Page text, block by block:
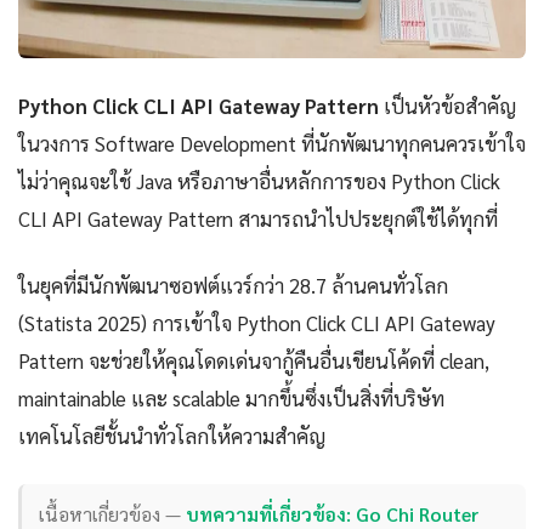
Python Click CLI API Gateway Pattern เป็นหัวข้อสำคัญ
ในวงการ Software Development ที่นักพัฒนาทุกคนควรเข้าใจ
ไม่ว่าคุณจะใช้ Java หรือภาษาอื่นหลักการของ Python Click
CLI API Gateway Pattern สามารถนำไปประยุกต์ใช้ได้ทุกที่
ในยุคที่มีนักพัฒนาซอฟต์แวร์กว่า 28.7 ล้านคนทั่วโลก
(Statista 2025) การเข้าใจ Python Click CLI API Gateway
Pattern จะช่วยให้คุณโดดเด่นจากู้คืนอื่นเขียนโค้ดที่ clean,
maintainable และ scalable มากขึ้นซึ่งเป็นสิ่งที่บริษัท
เทคโนโลยีชั้นนำทั่วโลกให้ความสำคัญ
เนื้อหาเกี่ยวข้อง — บทความที่เกี่ยวข้อง: Go Chi Router